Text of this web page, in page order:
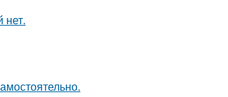
нет.